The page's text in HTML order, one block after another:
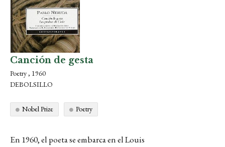
Canción de gesta
Poetry , 1960
DEBOLSILLO
Nobel Prize Poetry
En 1960, el poeta se embarca en el Louis